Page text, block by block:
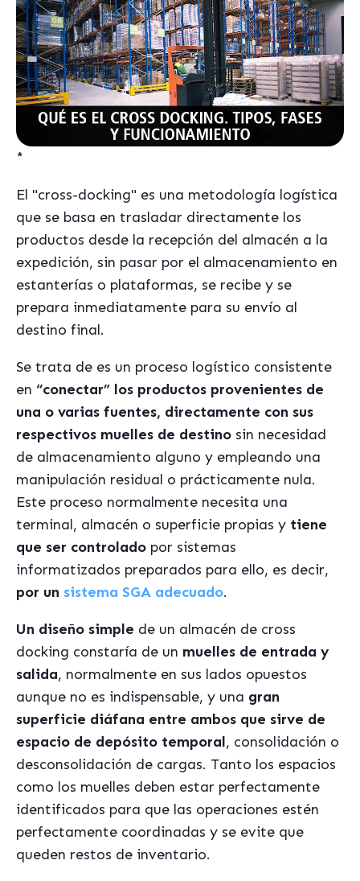
*
El "cross-docking" es una metodología logística
que se basa en trasladar directamente los
productos desde la recepción del almacén a la
expedición, sin pasar por el almacenamiento en
estanterías o plataformas, se recibe y se
prepara inmediatamente para su envío al
destino final.
Se trata de es un proceso logístico consistente
en “conectar” los productos provenientes de
una o varias fuentes, directamente con sus
respectivos muelles de destino sin necesidad
de almacenamiento alguno y empleando una
manipulación residual o prácticamente nula.
Este proceso normalmente necesita una
terminal, almacén o superficie propias y tiene
que ser controlado por sistemas
informatizados preparados para ello, es decir,
por un sistema SGA adecuado.
Un diseño simple de un almacén de cross
docking constaría de un muelles de entrada y
salida, normalmente en sus lados opuestos
aunque no es indispensable, y una gran
superficie diáfana entre ambos que sirve de
espacio de depósito temporal, consolidación o
desconsolidación de cargas. Tanto los espacios
como los muelles deben estar perfectamente
identificados para que las operaciones estén
perfectamente coordinadas y se evite que
queden restos de inventario.